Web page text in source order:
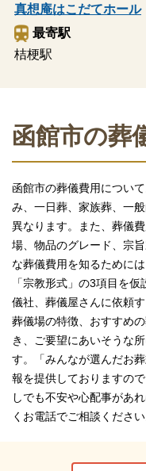
真想庵はこだてホール
最寄駅
桔梗駅
函館市の葬
函館市の葬儀費用につい
み、一日葬、家族葬、一
異なります。また、葬儀
場、物品のグレード、宗
な葬儀費用を知るために
「宗教形式」の3項目を
儀社、葬儀屋さんに依頼
葬儀場の特徴、おすすめ
き、ご要望にあいそうな
す。「みんなが選んだお
報を提供しておりますの
しでも不安や心配事があ
くお電話でご相談ください